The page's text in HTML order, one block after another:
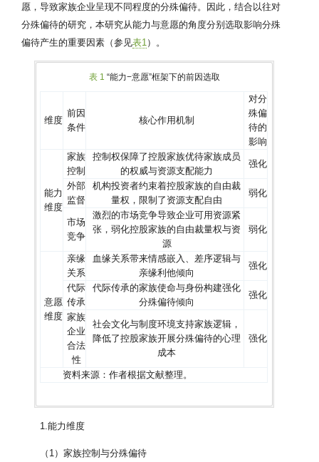
愿，导致家族企业呈现不同程度的分殊偏待。因此，结合以往对
分殊偏待的研究，本研究从能力与意愿的角度分别选取影响分殊
偏待产生的重要因素（参见表1 ）。
表 1 “能力−意愿”框架下的前因选取
维度
前因
条件
核心作用机制
对分
殊偏
待的
影响
能力
维度
家族
控制
控制权保障了控股家族优待家族成员
的权威与资源支配能力
强化
外部
监督
机构投资者约束着控股家族的自由裁
量权，限制了资源支配自由
弱化
市场
竞争
激烈的市场竞争导致企业可用资源紧
张，弱化控股家族的自由裁量权与资
源
弱化
意愿
维度
亲缘
关系
血缘关系带来情感嵌入、差序逻辑与
亲缘利他倾向
强化
代际
传承
代际传承的家族使命与身份构建强化
分殊偏待倾向
强化
家族
企业
合法
性
社会文化与制度环境支持家族逻辑，
降低了控股家族开展分殊偏待的心理
成本
强化
资料来源：作者根据文献整理。
1.能力维度
（1）家族控制与分殊偏待